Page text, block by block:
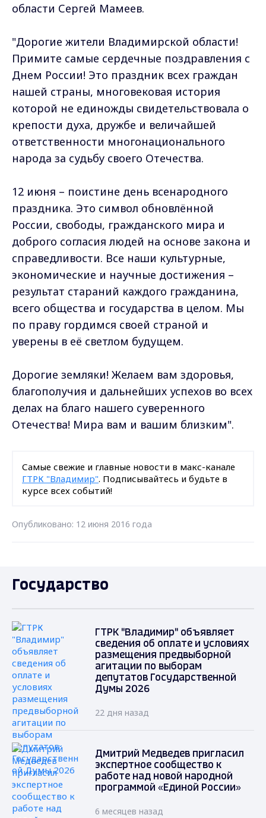
области Сергей Мамеев.
"Дорогие жители Владимирской области!
Примите самые сердечные поздравления с
Днем России! Это праздник всех граждан
нашей страны, многовековая история
которой не единожды свидетельствовала о
крепости духа, дружбе и величайшей
ответственности многонационального
народа за судьбу своего Отечества.
12 июня – поистине день всенародного
праздника. Это символ обновлённой
России, свободы, гражданского мира и
доброго согласия людей на основе закона и
справедливости. Все наши культурные,
экономические и научные достижения –
результат стараний каждого гражданина,
всего общества и государства в целом. Мы
по праву гордимся своей страной и
уверены в её светлом будущем.
Дорогие земляки! Желаем вам здоровья,
благополучия и дальнейших успехов во всех
делах на благо нашего суверенного
Отечества! Мира вам и вашим близким".
Самые свежие и главные новости в макс-канале
ГТРК "Владимир". Подписывайтесь и будьте в
курсе всех событий!
Опубликовано: 12 июня 2016 года
Государство
ГТРК "Владимир" объявляет
сведения об оплате и условиях
размещения предвыборной
агитации по выборам
депутатов Государственной
Думы 2026
22 дня назад
Дмитрий Медведев пригласил
экспертное сообщество к
работе над новой народной
программой «Единой России»
6 месяцев назад